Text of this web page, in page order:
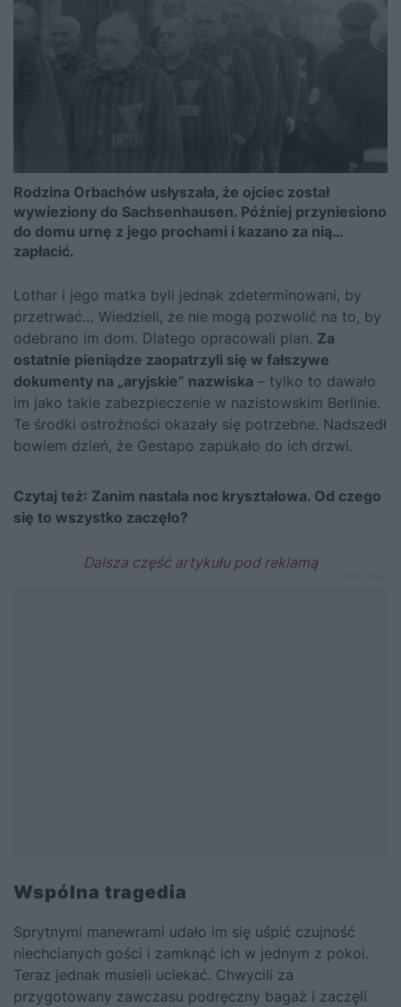
Rodzina Orbachów usłyszała, że ojciec został
wywieziony do Sachsenhausen. Później przyniesiono
do domu urnę z jego prochami i kazano za nią…
zapłacić.
Lothar i jego matka byli jednak zdeterminowani, by
przetrwać… Wiedzieli, że nie mogą pozwolić na to, by
odebrano im dom. Dlatego opracowali plan. Za
ostatnie pieniądze zaopatrzyli się w fałszywe
dokumenty na „aryjskie” nazwiska – tylko to dawało
im jako takie zabezpieczenie w nazistowskim Berlinie.
Te środki ostrożności okazały się potrzebne. Nadszedł
bowiem dzień, że Gestapo zapukało do ich drzwi.
Czytaj też: Zanim nastała noc kryształowa. Od czego
się to wszystko zaczęło?
Wspólna tragedia
Sprytnymi manewrami udało im się uśpić czujność
niechcianych gości i zamknąć ich w jednym z pokoi.
Teraz jednak musieli uciekać. Chwycili za
przygotowany zawczasu podręczny bagaż i zaczęli